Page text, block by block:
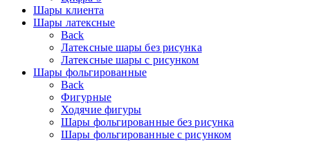
Шары клиента
Шары латексные
Back
Латексные шары без рисунка
Латексные шары с рисунком
Шары фольгированные
Back
Фигурные
Ходячие фигуры
Шары фольгированные без рисунка
Шары фольгированные с рисунком